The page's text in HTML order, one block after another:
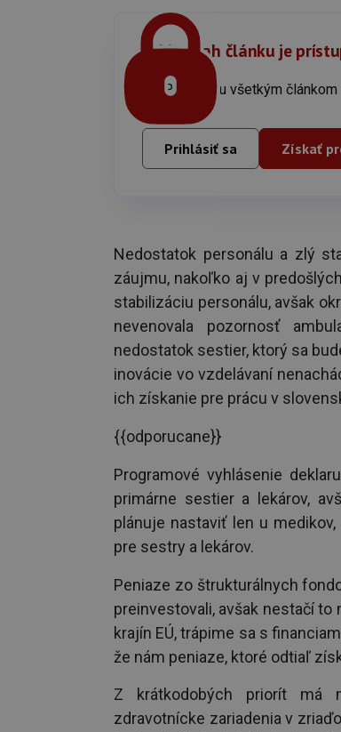
Celý obsah článku je
Prístup ku všetkým článkom
Prihlásiť sa Získať
Nedostatok personálu a zlý
záujmu, nakoľko aj v
stabilizáciu personálu, avšak
nevenovala pozornosť
nedostatok sestier, ktorý sa
inovácie vo vzdelávaní
ich získanie pre prácu v
{{odporucane}}
Programové vyhlásenie
primárne sestier a lekárov,
plánuje nastaviť len u
pre sestry a lekárov.
Peniaze zo štrukturálnych
preinvestovali, avšak nestačí to
krajín EÚ, trápime sa s
že nám peniaze, ktoré odtiaľ
Z krátkodobých priorít má
zdravotnícke zariadenia v